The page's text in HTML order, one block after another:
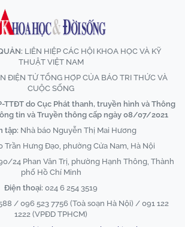
LIÊN HIỆP CÁC HỘI KHOA HỌC VÀ KỸ
THUẬT VIỆT NAM
ĐIỆN TỬ TỔNG HỢP CỦA BÁO TRI THỨC VÀ
CUỘC SỐNG
TTĐT do Cục Phát thanh, truyền hình và Thông
tin và Truyền thông cấp ngày 08/07/2021
tập: Nhà báo Nguyễn Thị Mai Hương
Trần Hưng Đạo, phường Cửa Nam, Hà Nội
24 Phan Văn Trị, phường Hạnh Thông, Thành
phố Hồ Chí Minh
Điện thoại: 024 6 254 3519
/ 096 523 7756 (Toà soạn Hà Nội) / 091 122
1222 (VPĐD TPHCM)